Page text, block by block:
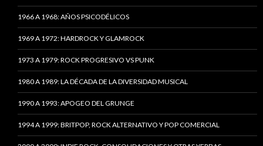
1966 A 1968: AÑOS PSICODÉLICOS
1969 A 1972: HARDROCK Y GLAMROCK
1973 A 1979: ROCK PROGRESIVO VS PUNK
1980 A 1989: LA DÉCADA DE LA DIVERSIDAD MUSICAL
1990 A 1993: APOGEO DEL GRUNGE
1994 A 1999: BRITPOP, ROCK ALTERNATIVO Y POP COMERCIAL